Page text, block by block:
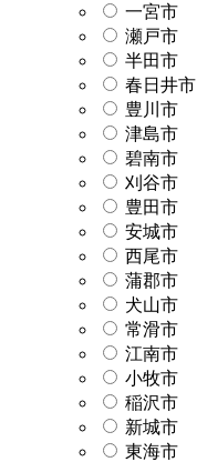
一宮市
瀬戸市
半田市
春日井市
豊川市
津島市
碧南市
刈谷市
豊田市
安城市
西尾市
蒲郡市
犬山市
常滑市
江南市
小牧市
稲沢市
新城市
東海市